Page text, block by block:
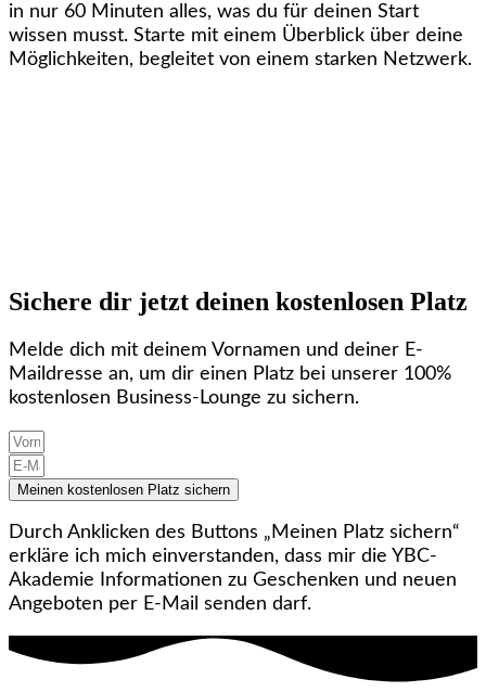
in nur 60 Minuten alles, was du für deinen Start
wissen musst. Starte mit einem Überblick über deine
Möglichkeiten, begleitet von einem starken Netzwerk.
Sichere dir jetzt deinen kostenlosen Platz
Melde dich mit deinem Vornamen und deiner E-
Maildresse an, um dir einen Platz bei unserer 100%
kostenlosen Business-Lounge zu sichern.
Meinen kostenlosen Platz sichern
Durch Anklicken des Buttons „Meinen Platz sichern“
erkläre ich mich einverstanden, dass mir die YBC-
Akademie Informationen zu Geschenken und neuen
Angeboten per E‑Mail senden darf.